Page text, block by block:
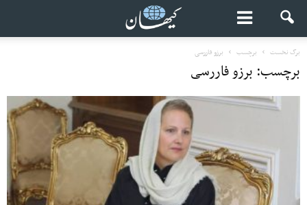
برگ نخست برچسب برزو فاررسی
برچسب: برزو فاررسی